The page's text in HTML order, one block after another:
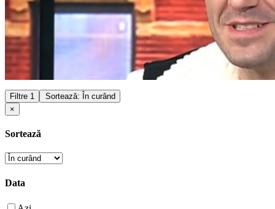
Filtre 1
Sortează: În curând
×
Sortează
Data